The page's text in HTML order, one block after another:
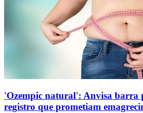
'Ozempic natural': Anvisa barra
registro que prometiam